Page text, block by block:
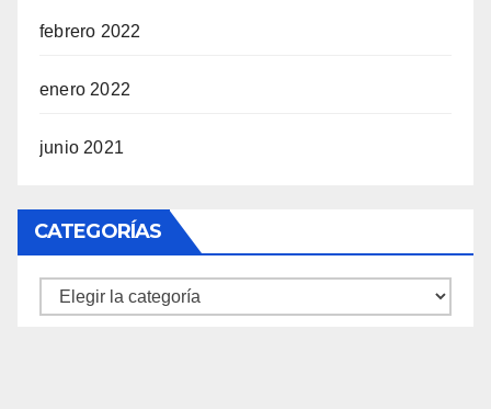
febrero 2022
enero 2022
junio 2021
CATEGORÍAS
Categorías